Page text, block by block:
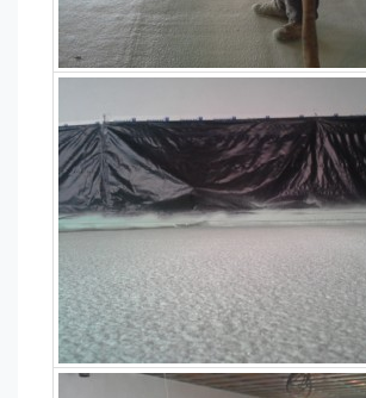
webu na
základě
toho, jak
je web
Aby
webové
stránky
při vaší
nejlépe.
Pokud
cookies